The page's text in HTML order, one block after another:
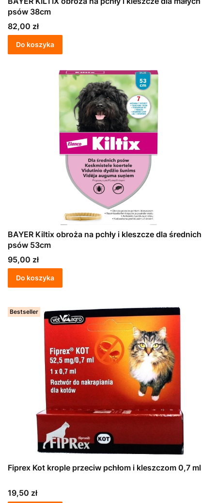
psów 38cm
Cena
82,00 zł
Do koszyka
BAYER Kiltix obroża na pchły i kleszcze dla średnich
psów 53cm
Cena
95,00 zł
Do koszyka
Bestseller
Fiprex Kot krople przeciw pchłom i kleszczom 0,7 ml
Cena
19,50 zł